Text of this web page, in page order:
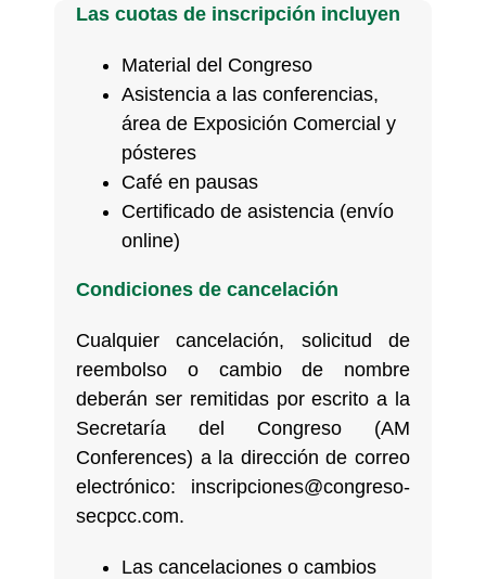
Las cuotas de inscripción incluyen
Material del Congreso
Asistencia a las conferencias,
área de Exposición Comercial y
pósteres
Café en pausas
Certificado de asistencia (envío
online)
Condiciones de cancelación
Cualquier cancelación, solicitud de
reembolso o cambio de nombre
deberán ser remitidas por escrito a la
Secretaría del Congreso (AM
Conferences) a la dirección de correo
electrónico: inscripciones@congreso-
secpcc.com.
Las cancelaciones o cambios